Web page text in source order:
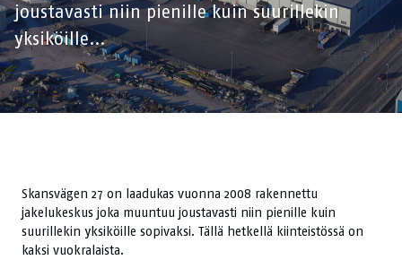
joustavasti niin pienille kuin suurillekin
yksiköille…
Skansvägen 27 on laadukas vuonna 2008 rakennettu
jakelukeskus joka muuntuu joustavasti niin pienille kuin
suurillekin yksiköille sopivaksi. Tällä hetkellä kiinteistössä on
kaksi vuokralaista.